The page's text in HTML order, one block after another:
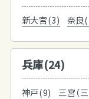
新大宮(3) 奈良
兵庫(24)
神戸(9) 三宮（